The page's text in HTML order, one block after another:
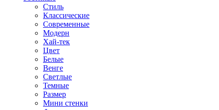
Стиль
Классические
Современные
Модерн
Хай-тек
Цвет
Белые
Венге
Светлые
Темные
Размер
Мини стенки